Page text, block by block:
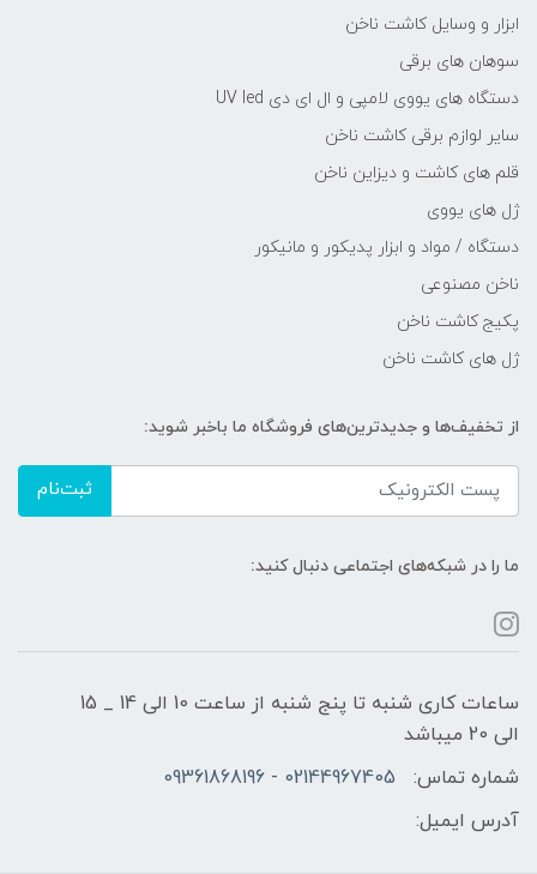
ابزار و وسایل کاشت ناخن
سوهان های برقی
دستگاه های یووی لامپی و ال ای دی UV led
سایر لوازم برقی کاشت ناخن
قلم های کاشت و دیزاین ناخن
ژل های یووی
دستگاه / مواد و ابزار پدیکور و مانیکور
ناخن مصنوعی
پکیج کاشت ناخن
ژل های کاشت ناخن
از تخفیف‌ها و جدیدترین‌های فروشگاه ما باخبر شوید:
ثبت‌نام
ما را در شبکه‌های اجتماعی دنبال کنید:
ساعات کاری شنبه تا پنج شنبه از ساعت 10 الی 14 _ 15
الی 20 میباشد
شماره تماس:
02144967405 - 09361868196
آدرس ایمیل: